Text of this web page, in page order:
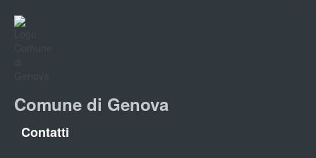
Comune di Genova
Contatti